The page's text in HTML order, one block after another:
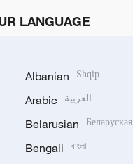
LANGUAGE
Albanian Shqip
Arabic العربية
Belarusian Беларуская
Bengali বাংলা